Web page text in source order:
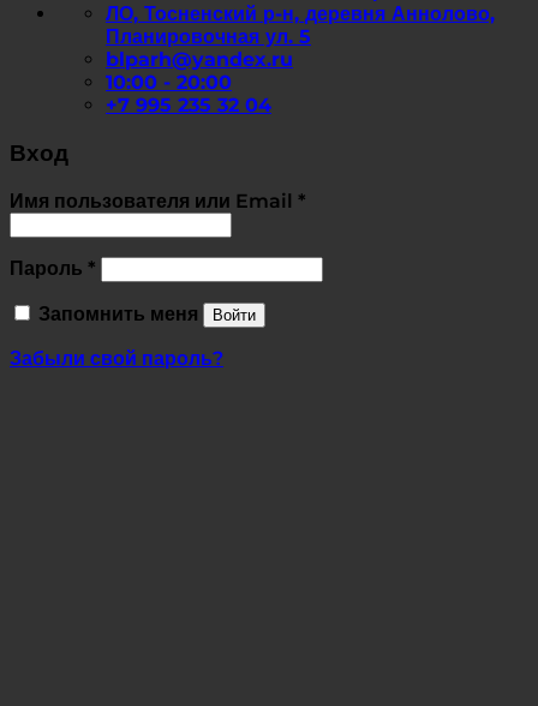
ЛО, Тосненский р-н, деревня Аннолово,
Планировочная ул. 5
blparh@yandex.ru
10:00 - 20:00
+7 995 235 32 04
Вход
Имя пользователя или Email *
Пароль *
Запомнить меня Войти
Забыли свой пароль?